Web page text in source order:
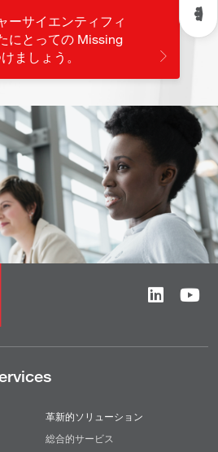
ーサイエンティフィ
にとっての Missing
ましょう。
革新的ソリューション
総合的サービス